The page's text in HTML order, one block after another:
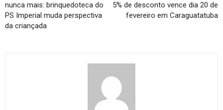
nunca mais: brinquedoteca do
PS Imperial muda perspectiva
da criançada
5% de desconto vence dia 20 de
fevereiro em Caraguatatuba